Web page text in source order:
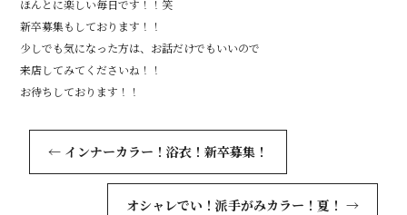
ほんとに楽しい毎日です！！笑
新卒募集もしております！！
少しでも気になった方は、お話だけでもいいので
来店してみてくださいね！！
お待ちしております！！
← インナーカラー！浴衣！新卒募集！
オシャレでい！派手がみカラー！夏！ →